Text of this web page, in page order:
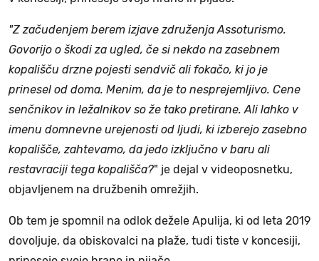
"Z začudenjem berem izjave združenja Assoturismo.
Govorijo o škodi za ugled, če si nekdo na zasebnem
kopališču drzne pojesti sendvič ali fokačo, ki jo je
prinesel od doma. Menim, da je to nesprejemljivo. Cene
senčnikov in ležalnikov so že tako pretirane. Ali lahko v
imenu domnevne urejenosti od ljudi, ki izberejo zasebno
kopališče, zahtevamo, da jedo izključno v baru ali
restavraciji tega kopališča?" je dejal v videoposnetku,
objavljenem na družbenih omrežjih.
Ob tem je spomnil na odlok dežele Apulija, ki od leta 2019
dovoljuje, da obiskovalci na plaže, tudi tiste v koncesiji,